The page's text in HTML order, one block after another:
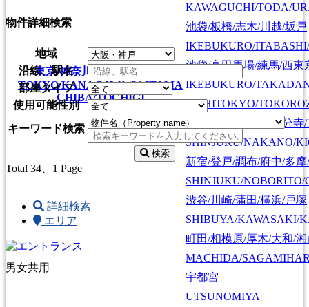
東京/神奈川/埼玉/千葉/栃木
TOKYO/KANAGAWA/SAITAMA
CHIBA/TOCHIGI
KAWAGUCHI/TODA/
池袋/板橋/志木/川越/坂戸
IKEBUKURO/
池袋/高田馬場/練馬/西東
IKEBUKURO/
NISHITOKYO/
新宿/中野/吉祥寺/国分寺
SHINJUKU/NAKANO/
新宿/登戸/調布/府中/多
SHINJUKU/
渋谷/川崎/蒲田/横浜/戸塚
SHIBUYA/KAWASAKI/
町田/相模原/厚木/大和/湘
MACHIDA/
宇都宮
UTSUNOMIYA
物件詳細検索
地域
沿線、駅名
部屋タイプ
使用可能性別
キーワード検索
検索
Total 34、1 Page
詳細検索
エリア
男女共用